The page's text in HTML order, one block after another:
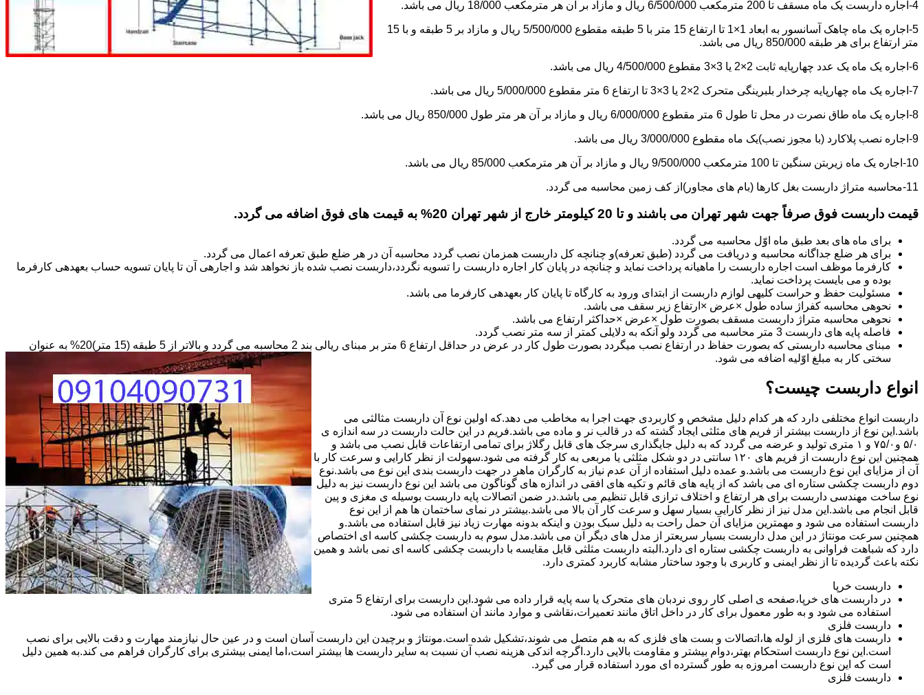
4-اجاره داربست یک ماه مسقف تا 200 مترمکعب 6/500/000 ریال و مازاد بر آن هر مترمکعب 18/000 ریال می باشد.
5-اجاره یک ماه چاهک آسانسور به ابعاد 1×1 تا ارتفاع 15 متر با 5 طبقه مقطوع 5/500/000 ریال و مازاد بر 5 طبقه و با 15
متر ارتفاع برای هر طبقه 850/000 ریال می باشد.
6-اجاره یک ماه یک عدد چهارپایه ثابت 2×2 یا 3×3 مقطوع 4/500/000 ریال می باشد.
7-اجاره یک ماه چهارپایه چرخدار بلبرینگی متحرک 2×2 یا 3×3 تا ارتفاع 6 متر مقطوع 5/000/000 ریال می باشد.
8-اجاره یک ماه طاق نصرت در محل تا طول 6 متر مقطوع 6/000/000 ریال و مازاد بر آن هر متر طول 850/000 ریال می باشد.
9-اجاره نصب پلاکارد (با مجوز نصب)یک ماه مقطوع 3/000/000 ریال می باشد.
10-اجاره یک ماه زیربتن سنگین تا 100 مترمکعب 9/500/000 ریال و مازاد بر آن هر مترمکعب 85/000 ریال می باشد.
11-محاسبه متراژ داربست بغل کارها (بام های مجاور)از کف زمین محاسبه می گردد.
قیمت داربست فوق صرفاً جهت شهر تهران می باشند و تا 20 کیلومتر خارج از شهر تهران 20% به قیمت های فوق اضافه می گردد.
برای ماه های بعد طبق ماه اوّل محاسبه می گردد.
برای هر ضلع جداگانه محاسبه و دریافت می گردد (طبق تعرفه)و چنانچه کل داربست همزمان نصب گردد محاسبه آن در هر ضلع طبق تعرفه اعمال می گردد.
کارفرما موظف است اجاره داربست را ماهیانه پرداخت نماید و چنانچه در پایان کار اجاره داربست را تسویه نگردد،داربست نصب شده باز نخواهد شد و اجاره­ی آن تا پایان تسویه حساب بعهده­ی کارفرما
بوده و می بایست پرداخت نماید.
مسئولیت حفظ و حراست کلیه­ی لوازم داربست از ابتدای ورود به کارگاه تا پایان کار بعهده­ی کارفرما می باشد.
نحوه­ی محاسبه کفراژ ساده طول ×عرض ×ارتفاع زیر سقف می باشد.
نحوه­ی محاسبه متراژ داربست مسقف بصورت طول ×عرض ×حداکثر ارتفاع می باشد.
فاصله پایه های داربست 3 متر محاسبه می گردد ولو آنکه به دلایلی کمتر از سه متر نصب گردد.
مبنای محاسبه داربستی که بصورت حفاظ در ارتفاع نصب می­گردد بصورت طول کار در عرض در حداقل ارتفاع 6 متر بر مبنای ریالی بند 2 محاسبه می گردد و بالاتر از 5 طبقه (15 متر)20% به عنوان
سختی کار به مبلغ اوّلیه اضافه می شود.
انواع داربست چیست؟
داربست انواع مختلفی دارد که هر کدام دلیل مشخص و کاربردی جهت اجرا به مخاطب می دهد.که اولین نوع آن داربست مثالثی می
باشد.این نوع از داربست بیشتر از فریم های مثلثی ایجاد گشته که در قالب نر و ماده می باشد.فریم در این حالت داربست در سه اندازه ی
۵/۰ و۷۵/۰ و ۱ متری تولید و عرضه می گردد که به دلیل جایگذاری سرجک های قابل رگلاژ برای تمامی ارتفاعات قابل نصب می باشد و
همچنین این نوع داربست از فریم های ۱۲۰ سانتی در دو شکل مثلثی یا مربعی به کار گرفته می شود.سهولت از نظر کارایی و سرعت کار با
آن از مزایای این نوع داربست می باشد.و عمده دلیل استفاده از آن عدم نیاز به کارگران ماهر در جهت داربست بندی این نوع می باشد.نوع
دوم داربست چکشی ستاره ای می باشد که از پایه های قائم و تکیه های افقی در اندازه های گوناگون می باشد این نوع داربست نیز به دلیل
نوع ساخت مهندسی داربست برای هر ارتفاع و اختلاف ترازی قابل تنظیم می باشد.در ضمن اتصالات پایه داربست بوسیله ی مغزی و پین
قابل انجام می باشد.این مدل نیز از نظر کارایی بسیار سهل و سرعت کار آن بالا می باشد.بیشتر در نمای ساختمان ها هم از این نوع
داربست استفاده می شود و مهمترین مزایای آن حمل راحت به دلیل سبک بودن و اینکه بدونه مهارت زیاد نیز قابل استفاده می باشد.و
همچنین سرعت مونتاژ در این مدل داربست بسیار سریعتر از مدل های دیگر آن می باشد.مدل سوم به داربست چکشی کاسه ای اختصاص
دارد که شباهت فراوانی به داربست چکشی ستاره ای دارد.البته داربست مثلثی قابل مقایسه با داربست چکشی کاسه ای نمی باشد و همین
نکته باعث گردیده تا از نظر ایمنی و کاربری با وجود ساختار مشابه کاربرد کمتری دارد.
داربست خرپا
در داربست های خرپا،صفحه ی اصلی کار روی نردبان های متحرک یا سه پایه قرار داده می شود.این داربست برای ارتفاع 5 متری
استفاده می شود و به طور معمول برای کار در داخل اتاق مانند تعمیرات،نقاشی و موارد مانند آن استفاده می شود.
داربست فلزی
داربست های فلزی از لوله ها،اتصالات و بست های فلزی که به هم متصل می شوند،تشکیل شده است.مونتاژ و برچیدن این داربست آسان است و در عین حال نیازمند مهارت و دقت بالایی برای نصب
است.این نوع داربست استحکام بهتر،دوام بیشتر و مقاومت بالایی دارد.اگرچه اندکی هزینه نصب آن نسبت به سایر داربست ها بیشتر است،اما ایمنی بیشتری برای کارگران فراهم می کند.به همین دلیل
است که این نوع داربست امروزه به طور گسترده ای مورد استفاده قرار می گیرد.
داربست فلزی